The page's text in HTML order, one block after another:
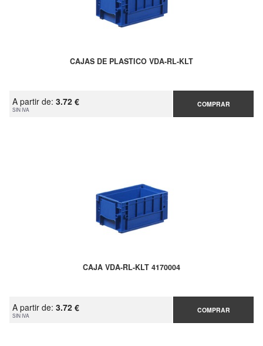
CAJAS DE PLASTICO VDA-RL-KLT
A partir de: 3.72 €
SIN IVA
COMPRAR
CAJA VDA-RL-KLT 4170004
A partir de: 3.72 €
SIN IVA
COMPRAR